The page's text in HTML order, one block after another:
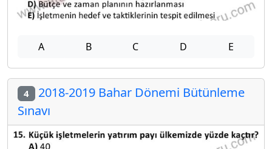
A B C D E
4 2018-2019 Bahar Dönemi Bütünleme
Sınavı